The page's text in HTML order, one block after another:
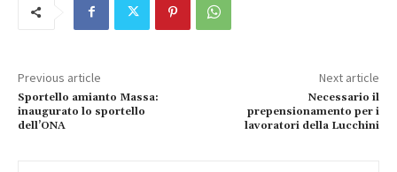
Previous article
Sportello amianto Massa:
inaugurato lo sportello
dell’ONA
Next article
Necessario il
prepensionamento per i
lavoratori della Lucchini